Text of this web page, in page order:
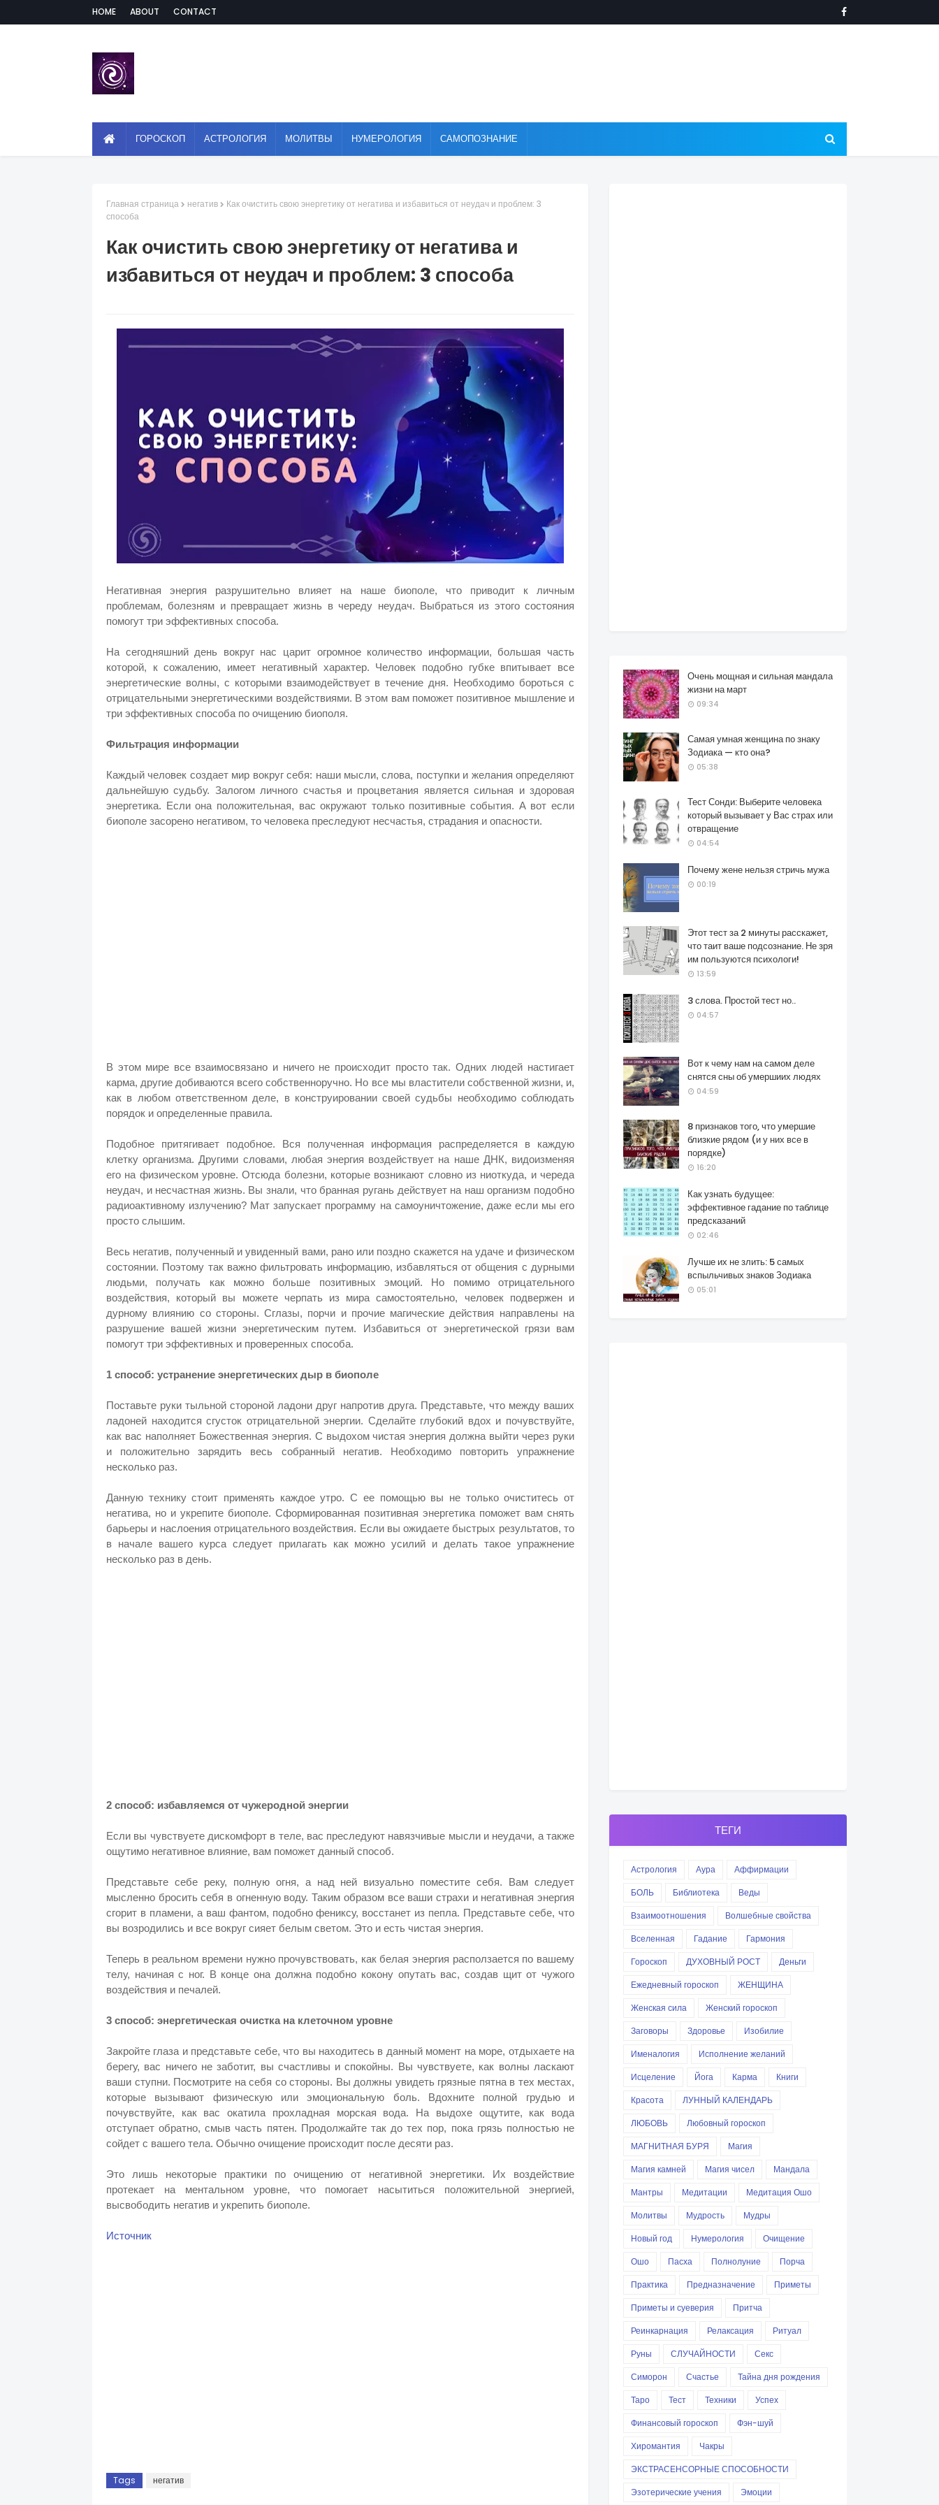
HOME ABOUT CONTACT
ГОРОСКОП АСТРОЛОГИЯ МОЛИТВЫ НУМЕРОЛОГИЯ САМОПОЗНАНИЕ
Главная страница негатив
Как очистить свою энергетику от негатива и избавиться от неудач и проблем: 3
способа
Как очистить свою энергетику от негатива и
избавиться от неудач и проблем: 3 способа
Негативная энергия разрушительно влияет на наше биополе, что приводит к личным
проблемам, болезням и превращает жизнь в череду неудач. Выбраться из этого состояния
помогут три эффективных способа.
На сегодняшний день вокруг нас царит огромное количество информации, большая часть
которой, к сожалению, имеет негативный характер. Человек подобно губке впитывает все
энергетические волны, с которыми взаимодействует в течение дня. Необходимо бороться с
отрицательными энергетическими воздействиями. В этом вам поможет позитивное мышление и
три эффективных способа по очищению биополя.
Фильтрация информации
Каждый человек создает мир вокруг себя: наши мысли, слова, поступки и желания определяют
дальнейшую судьбу. Залогом личного счастья и процветания является сильная и здоровая
энергетика. Если она положительная, вас окружают только позитивные события. А вот если
биополе засорено негативом, то человека преследуют несчастья, страдания и опасности.
В этом мире все взаимосвязано и ничего не происходит просто так. Одних людей настигает
карма, другие добиваются всего собственноручно. Но все мы властители собственной жизни, и,
как в любом ответственном деле, в конструировании своей судьбы необходимо соблюдать
порядок и определенные правила.
Подобное притягивает подобное. Вся полученная информация распределяется в каждую
клетку организма. Другими словами, любая энергия воздействует на наше ДНК, видоизменяя
его на физическом уровне. Отсюда болезни, которые возникают словно из ниоткуда, и череда
неудач, и несчастная жизнь. Вы знали, что бранная ругань действует на наш организм подобно
радиоактивному излучению? Мат запускает программу на самоуничтожение, даже если мы его
просто слышим.
Весь негатив, полученный и увиденный вами, рано или поздно скажется на удаче и физическом
состоянии. Поэтому так важно фильтровать информацию, избавляться от общения с дурными
людьми, получать как можно больше позитивных эмоций. Но помимо отрицательного
воздействия, который вы можете черпать из мира самостоятельно, человек подвержен и
дурному влиянию со стороны. Сглазы, порчи и прочие магические действия направлены на
разрушение вашей жизни энергетическим путем. Избавиться от энергетической грязи вам
помогут три эффективных и проверенных способа.
1 способ: устранение энергетических дыр в биополе
Поставьте руки тыльной стороной ладони друг напротив друга. Представьте, что между ваших
ладоней находится сгусток отрицательной энергии. Сделайте глубокий вдох и почувствуйте,
как вас наполняет Божественная энергия. С выдохом чистая энергия должна выйти через руки
и положительно зарядить весь собранный негатив. Необходимо повторить упражнение
несколько раз.
Данную технику стоит применять каждое утро. С ее помощью вы не только очиститесь от
негатива, но и укрепите биополе. Сформированная позитивная энергетика поможет вам снять
барьеры и наслоения отрицательного воздействия. Если вы ожидаете быстрых результатов, то
в начале вашего курса следует прилагать как можно усилий и делать такое упражнение
несколько раз в день.
2 способ: избавляемся от чужеродной энергии
Если вы чувствуете дискомфорт в теле, вас преследуют навязчивые мысли и неудачи, а также
ощутимо негативное влияние, вам поможет данный способ.
Представьте себе реку, полную огня, а над ней визуально поместите себя. Вам следует
мысленно бросить себя в огненную воду. Таким образом все ваши страхи и негативная энергия
сгорит в пламени, а ваш фантом, подобно фениксу, восстанет из пепла. Представьте себе, что
вы возродились и все вокруг сияет белым светом. Это и есть чистая энергия.
Теперь в реальном времени нужно прочувствовать, как белая энергия расползается по вашему
телу, начиная с ног. В конце она должна подобно кокону опутать вас, создав щит от чужого
воздействия и печалей.
3 способ: энергетическая очистка на клеточном уровне
Закройте глаза и представьте себе, что вы находитесь в данный момент на море, отдыхаете на
берегу, вас ничего не заботит, вы счастливы и спокойны. Вы чувствуете, как волны ласкают
ваши ступни. Посмотрите на себя со стороны. Вы должны увидеть грязные пятна в тех местах,
которые вызывают физическую или эмоциональную боль. Вдохните полной грудью и
почувствуйте, как вас окатила прохладная морская вода. На выдохе ощутите, как вода
отступает обратно, смыв часть пятен. Продолжайте так до тех пор, пока грязь полностью не
сойдет с вашего тела. Обычно очищение происходит после десяти раз.
Это лишь некоторые практики по очищению от негативной энергетики. Их воздействие
протекает на ментальном уровне, что помогает насытиться положительной энергией,
высвободить негатив и укрепить биополе.
Источник
Tags негатив
Очень мощная и сильная мандала
жизни на март
09:34
Самая умная женщина по знаку
Зодиака — кто она?
05:38
Тест Сонди: Выберите человека
который вызывает у Вас страх или
отвращение
04:54
Почему жене нельзя стричь мужа
00:19
Этот тест за 2 минуты расскажет,
что таит ваше подсознание. Не зря
им пользуются психологи!
13:59
3 слова. Простой тест но..
04:57
Вот к чему нам на самом деле
снятся сны об умершиих людях
04:59
8 признаков того, что умершие
близкие рядом (и у них все в
порядке)
16:20
Как узнать будущее:
эффективное гадание по таблице
предсказаний
02:46
Лучше их не злить: 5 самых
вспыльчивых знаков Зодиака
05:01
ТЕГИ
Астрология Аура
Аффирмации
БОЛЬ
Библиотека
Веды
Взаимоотношения
Волшебные свойства
Вселенная
Гадание
Гармония
Гороскоп
ДУХОВНЫЙ РОСТ
Деньги
Ежедневный гороскоп
ЖЕНЩИНА
Женская сила
Женский гороскоп
Заговоры
Здоровье
Изобилие
Именалогия
Исполнение желаний
Исцеление
Йога Карма
Книги
Красота
ЛУННЫЙ КАЛЕНДАРЬ
ЛЮБОВЬ
Любовный гороскоп
МАГНИТНАЯ БУРЯ
Магия
Магия камней
Магия чисел
Мандала
Мантры
Медитации
Медитация Ошо
Молитвы
Мудрость
Мудры
Новый год
Нумерология
Очищение
Ошо
Пасха Полнолуние
Порча
Практика
Предназначение
Приметы
Приметы и суеверия
Притча
Реинкарнация
Релаксация
Ритуал
Руны
СЛУЧАЙНОСТИ
Секс
Симорон
Счастье
Тайна дня рождения
Таро
Тест Техники
Успех
Финансовый гороскоп
Фэн-шуй
Хиромантия
Чакры
ЭКСТРАСЕНСОРНЫЕ СПОСОБНОСТИ
Эзотерические учения
Эмоции